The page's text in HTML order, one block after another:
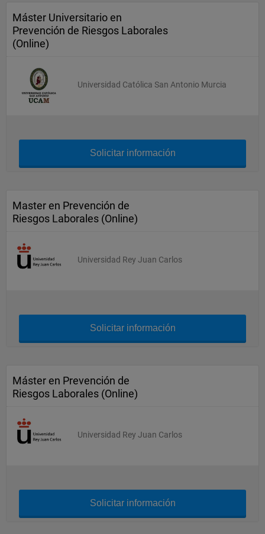
Máster Universitario en
Prevención de Riesgos Laborales
(Online)
Universidad Católica San Antonio Murcia
Solicitar información
Master en Prevención de
Riesgos Laborales (Online)
Universidad Rey Juan Carlos
Solicitar información
Máster en Prevención de
Riesgos Laborales (Online)
Universidad Rey Juan Carlos
Solicitar información